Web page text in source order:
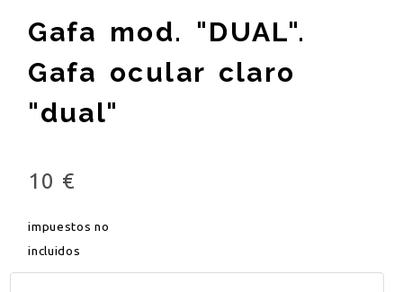
Gafa mod. "DUAL".
Gafa ocular claro
"dual"
10 €
impuestos no
incluidos